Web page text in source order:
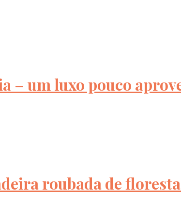
– um luxo pouco
roubada de